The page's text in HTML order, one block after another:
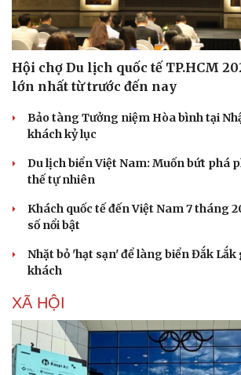
Hội chợ Du lịch quốc tế TP.HCM
lớn nhất từ trước đến nay
Bảo tàng Tưởng niệm Hòa bình tại
khách kỷ lục
Du lịch biển Việt Nam: Muốn bứt phá
thế tự nhiên
Khách quốc tế đến Việt Nam 7 tháng
số nổi bật
Nhặt bỏ 'hạt sạn' để làng biển Đắk Lắk
khách
XÃ HỘI